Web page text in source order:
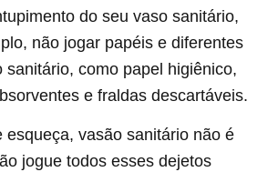
do seu vaso sanitário,
não jogar papéis e diferentes
sanitário, como papel higiênico,
e fraldas descartáveis.
esqueça, vasão sanitário não é
jogue todos esses dejetos